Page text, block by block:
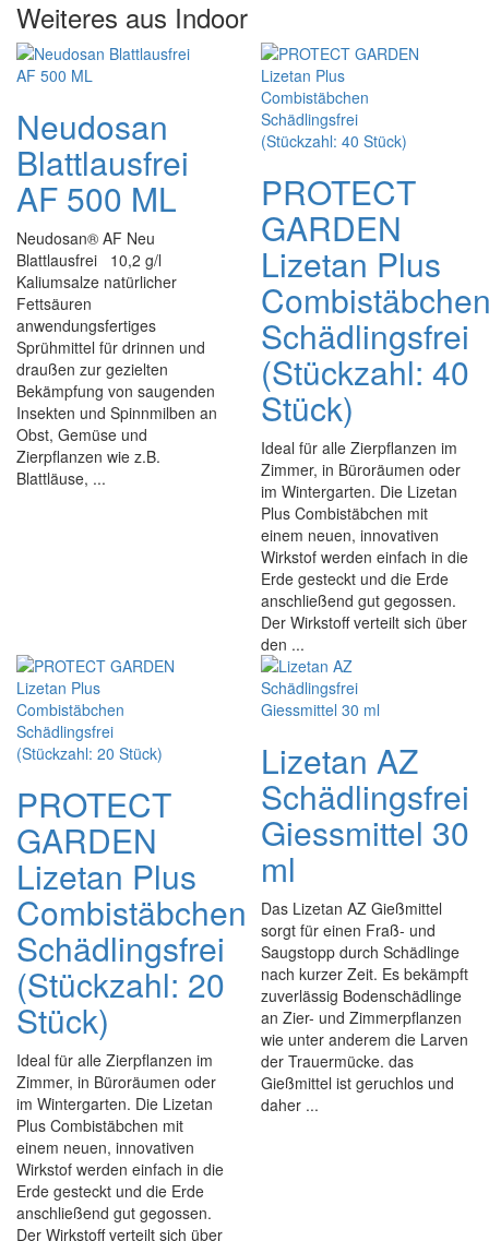
Weiteres aus Indoor
Neudosan
Blattlausfrei
AF 500 ML
Neudosan® AF Neu
Blattlausfrei 10,2 g/l
Kaliumsalze natürlicher
Fettsäuren
anwendungsfertiges
Sprühmittel für drinnen und
draußen zur gezielten
Bekämpfung von saugenden
Insekten und Spinnmilben an
Obst, Gemüse und
Zierpflanzen wie z.B.
Blattläuse, ...
PROTECT
GARDEN
Lizetan Plus
Schädlingsfrei
(Stückzahl: 40
Stück)
Ideal für alle Zierpflanzen im
Zimmer, in Büroräumen oder
im Wintergarten. Die Lizetan
Plus Combistäbchen mit
einem neuen, innovativen
Wirkstof werden einfach in die
Erde gesteckt und die Erde
anschließend gut gegossen.
Der Wirkstoff verteilt sich über
den ...
PROTECT
GARDEN
Lizetan Plus
Combistäbchen
Schädlingsfrei
(Stückzahl: 20
Stück)
Ideal für alle Zierpflanzen im
Zimmer, in Büroräumen oder
im Wintergarten. Die Lizetan
Plus Combistäbchen mit
einem neuen, innovativen
Wirkstof werden einfach in die
Erde gesteckt und die Erde
anschließend gut gegossen.
Der Wirkstoff verteilt sich über
Lizetan AZ
Schädlingsfrei
Giessmittel 30
ml
Das Lizetan AZ Gießmittel
sorgt für einen Fraß- und
Saugstopp durch Schädlinge
nach kurzer Zeit. Es bekämpft
zuverlässig Bodenschädlinge
an Zier- und Zimmerpflanzen
wie unter anderem die Larven
der Trauermücke. das
Gießmittel ist geruchlos und
daher ...